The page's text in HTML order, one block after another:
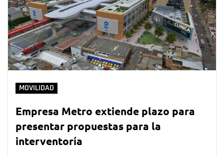
MOVILIDAD
Empresa Metro extiende plazo para
presentar propuestas para la
interventoría